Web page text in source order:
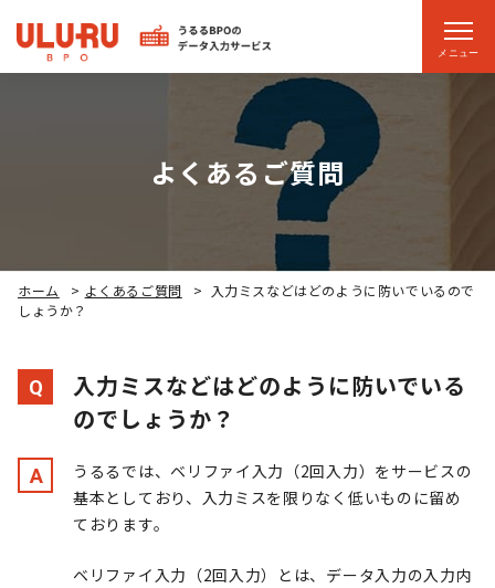
メニュー
よくあるご質問
ホーム > よくあるご質問 >
入力ミスなどはどのように防いでいるので
しょうか？
Q
入力ミスなどはどのように防いでいる
のでしょうか？
A
うるるでは、ベリファイ入力（2回入力）をサービスの
基本としており、入力ミスを限りなく低いものに留め
ております。
ベリファイ入力（2回入力）とは、データ入力の入力内